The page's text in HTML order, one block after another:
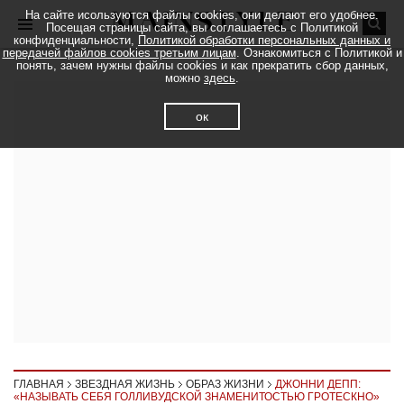
ГЛАВНАЯ ЗВЕЗДНАЯ ЖИЗНЬ ОБРАЗ ЖИЗНИ
ДЖОННИ ДЕПП:
«НАЗЫВАТЬ СЕБЯ ГОЛЛИВУДСКОЙ ЗНАМЕНИТОСТЬЮ ГРОТЕСКНО»
На сайте исользуются файлы cookies, они делают его удобнее.
Посещая страницы сайта, вы соглашаетесь с Политикой
конфиденциальности, Политикой обработки персональных данных и
передачей файлов cookies третьим лицам. Ознакомиться с Политикой и
понять, зачем нужны файлы cookies и как прекратить сбор данных,
можно здесь.
ок